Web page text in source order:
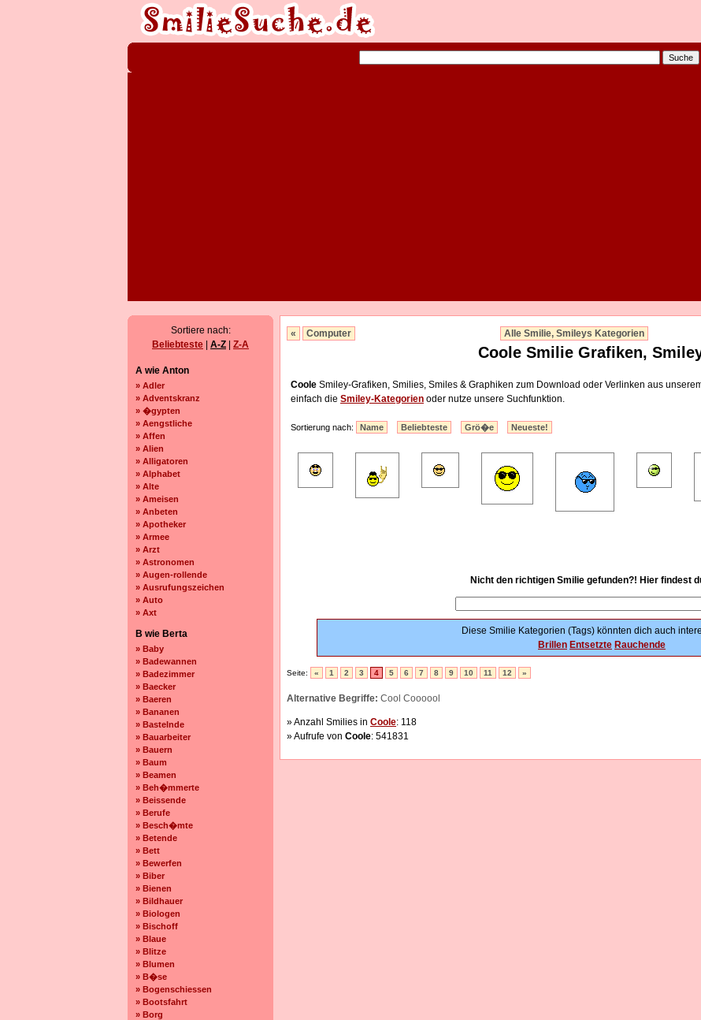
Sortiere nach:
Beliebteste
A-Z Z-A
A wie Anton
» Adler
» Adventskranz
» �gypten
» Aengstliche
» Affen
» Alien
» Alligatoren
» Alphabet
» Alte
» Ameisen
» Anbeten
» Apotheker
» Armee
» Arzt
» Astronomen
» Augen-rollende
» Ausrufungszeichen
» Auto
» Axt
B wie Berta
» Baby
» Badewannen
» Badezimmer
» Baecker
» Baeren
» Bananen
» Bastelnde
» Bauarbeiter
» Bauern
» Baum
» Beamen
» Beh�mmerte
» Beissende
» Berufe
» Besch�mte
» Betende
» Bett
» Bewerfen
» Biber
» Bienen
» Bildhauer
» Biologen
» Bischoff
» Blaue
» Blitze
» Blumen
» B�se
» Bogenschiessen
» Bootsfahrt
» Borg
« Computer Alle Smilie, Smileys Kategorien
Coole Smilie Grafiken,
Coole Smiley-Grafiken, Smilies, Smiles & Graphiken zum Download oder Verlinken aus
einfach die Smiley-Kategorien oder nutze unsere Suchfunktion.
Sortierung nach: Name Beliebteste Grö�e Neueste!
Nicht den richtigen Smilie gefunden?! Hier findest
Diese Smilie Kategorien (Tags) könnten dich auch
Brillen Entsetzte Rauchende
Seite: « 1 2 3 4 5 6 7 8 9 10 11 12 »
Alternative Begriffe: Cool Coooool
» Anzahl Smilies in Coole: 118
» Aufrufe von Coole: 541831